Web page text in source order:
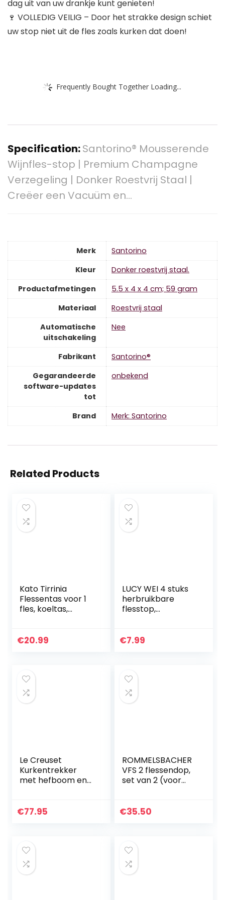
dag uit van uw drankje kunt genieten!
🍷 VOLLEDIG VEILIG – Door het strakke design schiet
uw stop niet uit de fles zoals kurken dat doen!
Frequently Bought Together Loading...
Specification:Santorino® Mousserende
Wijnfles-stop | Premium Champagne
Verzegeling | Donker Roestvrij Staal |
Creëer een Vacuüm en…
Merk
‎Santorino
Kleur
‎Donker roestvrij staal.
Productafmetingen
‎5.5 x 4 x 4 cm; 59 gram
Materiaal
‎Roestvrij staal
Automatische
uitschakeling
‎Nee
Fabrikant
‎Santorino®
Gegarandeerde
software-updates
tot
‎onbekend
Brand Merk: Santorino
Related Products
Kato Tirrinia
Flessentas voor 1
fles, koeltas,
wijnkoeltas met
€20.99
LUCY WEI 4 stuks
herbruikbare
flesstop,
van wijn,
€7.99
Le Creuset
Kurkentrekker
met hefboom en
wijnaccessoires,
€77.95
ROMMELSBACHER
VFS 2 flessendop,
set van 2 (voor
Rommelsbacher,
€35.50